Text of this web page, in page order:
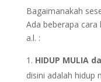
Bagaimanakah
Ada beberapa
a.l. :
HIDUP MULIA
disini adalah hidup